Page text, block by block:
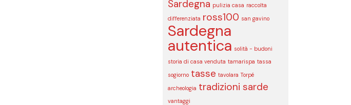
Sardegna pulizia casa raccolta
differenziata ross100 san gavino
Sardegna
autentica solità - budoni
storia di casa venduta tamarispa tassa
sogiorno tasse tavolara Torpé
archeologia tradizioni sarde
vantaggi